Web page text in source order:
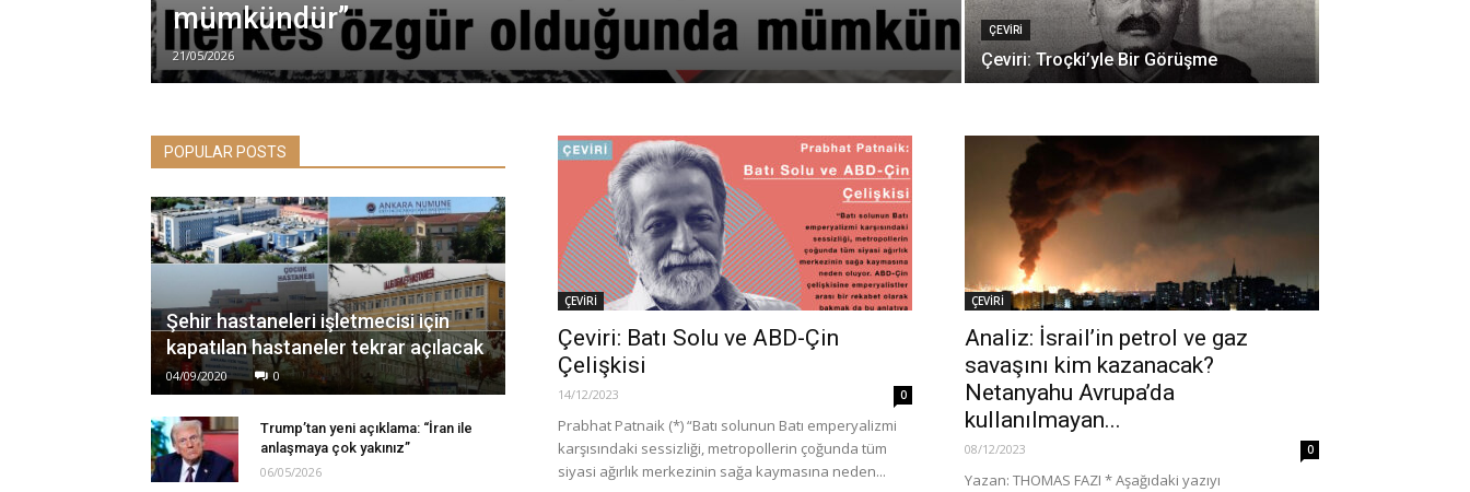
mümkündür”
21/05/2026
ÇEVİRİ
Çeviri: Troçki’yle Bir Görüşme
ÇEVİRİ
Çeviri: Batı Solu ve ABD-Çin
Çelişkisi
14/12/2023 0
Prabhat Patnaik (*) “Batı solunun Batı emperyalizmi
karşısındaki sessizliği, metropollerin çoğunda tüm
siyasi ağırlık merkezinin sağa kaymasına neden...
ÇEVİRİ
Analiz: İsrail’in petrol ve gaz
savaşını kim kazanacak?
Netanyahu Avrupa’da
kullanılmayan...
08/12/2023 0
Yazan: THOMAS FAZI * Aşağıdaki yazıyı
POPULAR POSTS
Şehir hastaneleri işletmecisi için
kapatılan hastaneler tekrar açılacak
04/09/2020 0
Trump’tan yeni açıklama: “İran ile
anlaşmaya çok yakınız”
06/05/2026